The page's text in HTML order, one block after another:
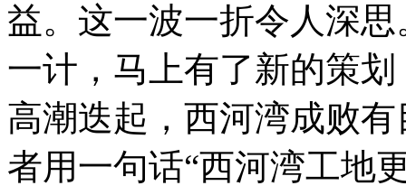
益。这一波一折令人深
一计，马上有了新的策
高潮迭起，西河湾成败
者用一句话“西河湾工地